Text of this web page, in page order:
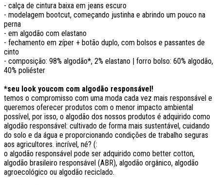
- calça de cintura baixa em jeans escuro
- modelagem bootcut, começando justinha e abrindo um pouco na
perna
- em algodão com elastano
- fechamento em zíper + botão duplo, com bolsos e passantes de
cinto
- composição: 98% algodão*, 2% elastano | forro bolso: 60% algodão,
40% poliéster
*seu look youcom com algodão responsável!
temos o compromisso com uma moda cada vez mais responsável e
queremos oferecer produtos com o menor impacto ambiental
possível, por isso, o algodão dos nossos produtos é adquirido como
algodão responsável: cultivado de forma mais sustentável, cuidando
do solo e da água e proporcionando condições de trabalho seguras
aos agricultores. incrível, né? (:
o algodão responsável pode ser adquirido como better cotton,
algodão brasileiro responsável (ABR), algodão orgânico, algodão
agroecológico ou algodão reciclado.